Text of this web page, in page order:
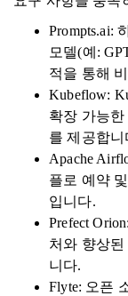
Prompts.ai:
모델(예:
적을 통해
Kubeflow:
확장 가능
를 제공합니
Apache
플로 예약
입니다.
Prefect
처와 향상
니다.
Flyte: 오픈